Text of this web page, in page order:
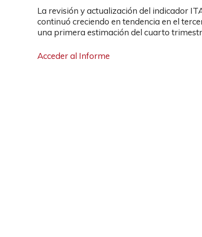
La revisión y actualización del indicador
continuó creciendo en tendencia en el
una primera estimación del cuarto
Acceder al Informe